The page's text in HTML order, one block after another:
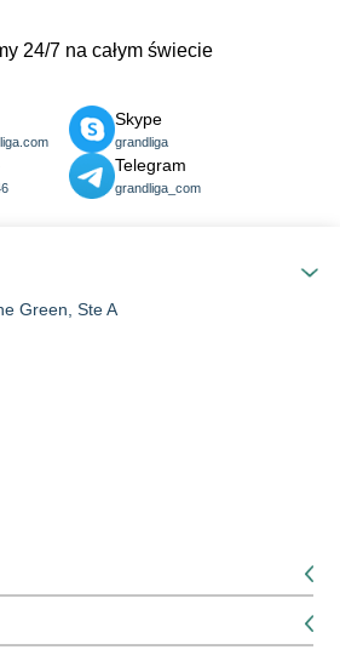
Green, Ste A
Street Suites 200 & 300
45, 680 George Street, Sydney,
24/7 na całym świecie
Skype
grandliga
Telegram
grandliga_com